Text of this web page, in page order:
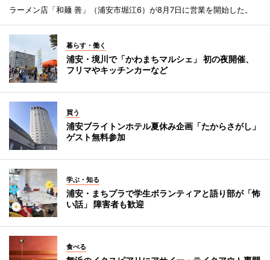
ラーメン店「和麺 善」（浦安市堀江6）が8月7日に営業を開始した。
暮らす・働く
浦安・境川で「かわまちマルシェ」 初の夜開催、
フリマやキッチンカーなど
買う
浦安ブライトンホテル夏休み企画「たからさがし」
ゲスト無料参加
学ぶ・知る
浦安・まちプラで学生ボランティアと語り部が「怖
い話」 障害者も歓迎
食べる